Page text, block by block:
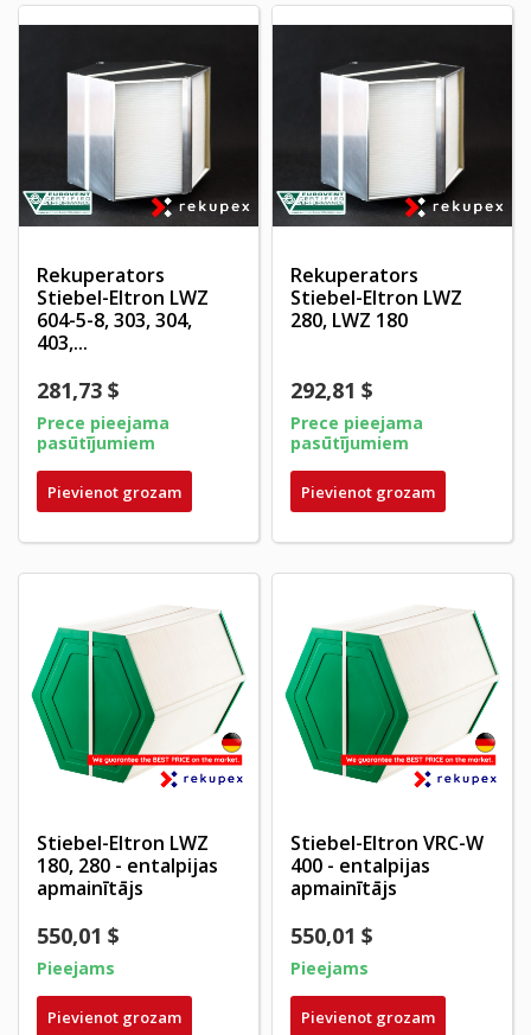
Rekuperators
Stiebel-Eltron LWZ
604-5-8, 303, 304,
403,...
281,73 $
Prece pieejama
pasūtījumiem
Pievienot grozam
Rekuperators
Stiebel-Eltron LWZ
280, LWZ 180
292,81 $
Prece pieejama
pasūtījumiem
Pievienot grozam
Stiebel-Eltron LWZ
180, 280 - entalpijas
apmainītājs
550,01 $
Pieejams
Pievienot grozam
Stiebel-Eltron VRC-W
400 - entalpijas
apmainītājs
550,01 $
Pieejams
Pievienot grozam